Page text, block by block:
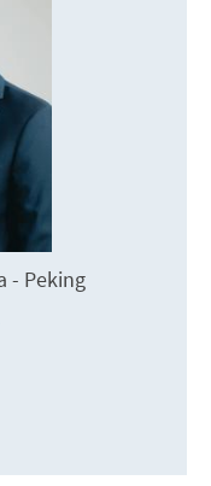
- Peking